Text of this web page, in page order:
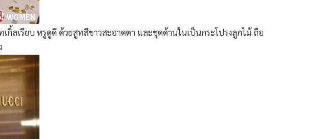
ลเรียบ หรูดูดี ด้วยสูทสีขาวสะอาดตา และชุดด้านในเป็นกระโปรงลูกไม้ ถือ